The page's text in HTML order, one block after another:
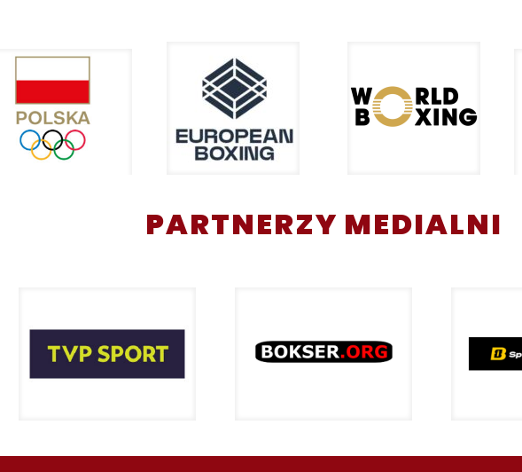
PARTNERZY MEDIALNI